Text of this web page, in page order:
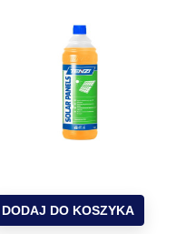
DODAJ DO KOSZYKA